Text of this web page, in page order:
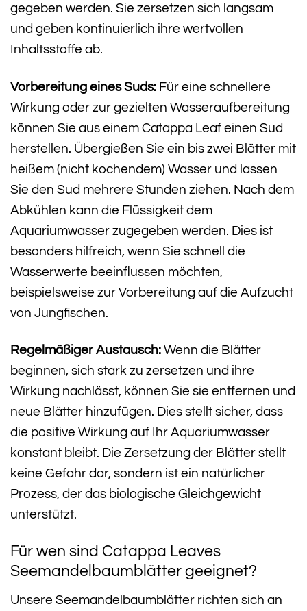
gegeben werden. Sie zersetzen sich langsam
und geben kontinuierlich ihre wertvollen
Inhaltsstoffe ab.
Vorbereitung eines Suds: Für eine schnellere
Wirkung oder zur gezielten Wasseraufbereitung
können Sie aus einem Catappa Leaf einen Sud
herstellen. Übergießen Sie ein bis zwei Blätter mit
heißem (nicht kochendem) Wasser und lassen
Sie den Sud mehrere Stunden ziehen. Nach dem
Abkühlen kann die Flüssigkeit dem
Aquariumwasser zugegeben werden. Dies ist
besonders hilfreich, wenn Sie schnell die
Wasserwerte beeinflussen möchten,
beispielsweise zur Vorbereitung auf die Aufzucht
von Jungfischen.
Regelmäßiger Austausch: Wenn die Blätter
beginnen, sich stark zu zersetzen und ihre
Wirkung nachlässt, können Sie sie entfernen und
neue Blätter hinzufügen. Dies stellt sicher, dass
die positive Wirkung auf Ihr Aquariumwasser
konstant bleibt. Die Zersetzung der Blätter stellt
keine Gefahr dar, sondern ist ein natürlicher
Prozess, der das biologische Gleichgewicht
unterstützt.
Für wen sind Catappa Leaves
Seemandelbaumblätter geeignet?
Unsere Seemandelbaumblätter richten sich an